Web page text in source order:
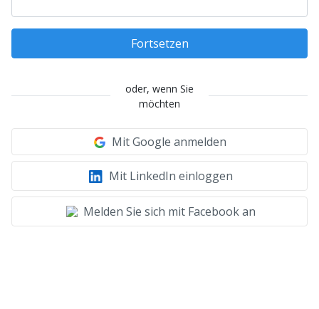
Fortsetzen
oder, wenn Sie
möchten
Mit Google anmelden
Mit LinkedIn einloggen
Melden Sie sich mit Facebook an